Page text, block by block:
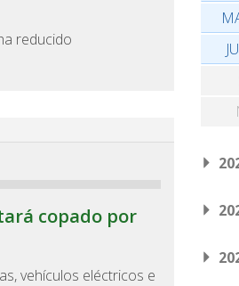
reducido
copado por
vehículos eléctricos e